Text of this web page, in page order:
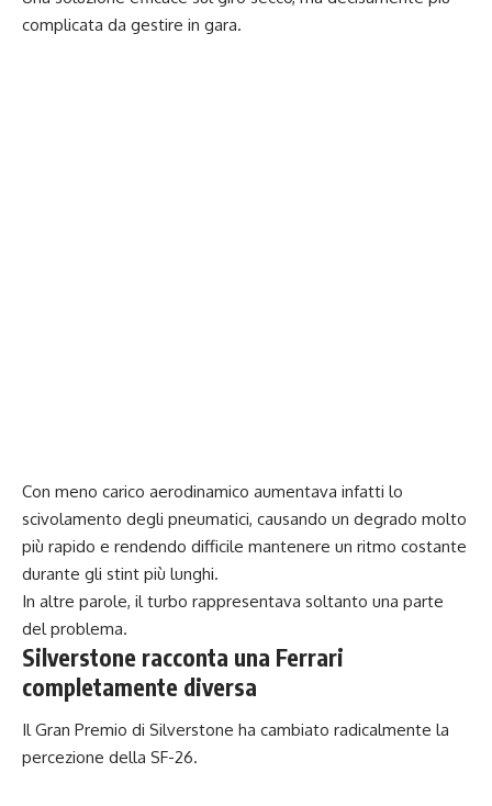
complicata da gestire in gara.
Con meno carico aerodinamico aumentava infatti lo
scivolamento degli pneumatici, causando un degrado molto
più rapido e rendendo difficile mantenere un ritmo costante
durante gli stint più lunghi.
In altre parole, il turbo rappresentava soltanto una parte
del problema.
Silverstone racconta una Ferrari
completamente diversa
Il Gran Premio di Silverstone ha cambiato radicalmente la
percezione della SF-26.